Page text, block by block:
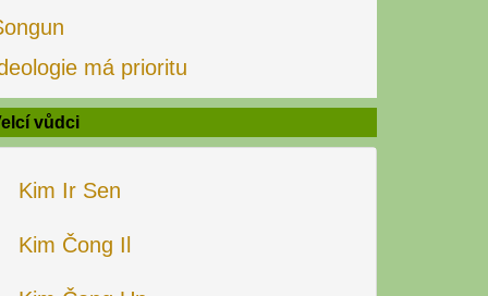
má prioritu
vůdci
Kim Ir Sen
Kim Čong Il